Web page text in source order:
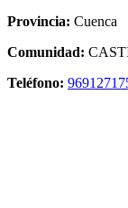
Provincia: Cuenca
Comunidad:
Teléfono: